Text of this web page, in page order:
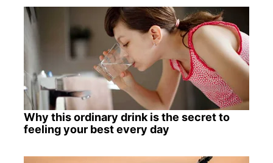
Why this ordinary drink is the secret to
feeling your best every day